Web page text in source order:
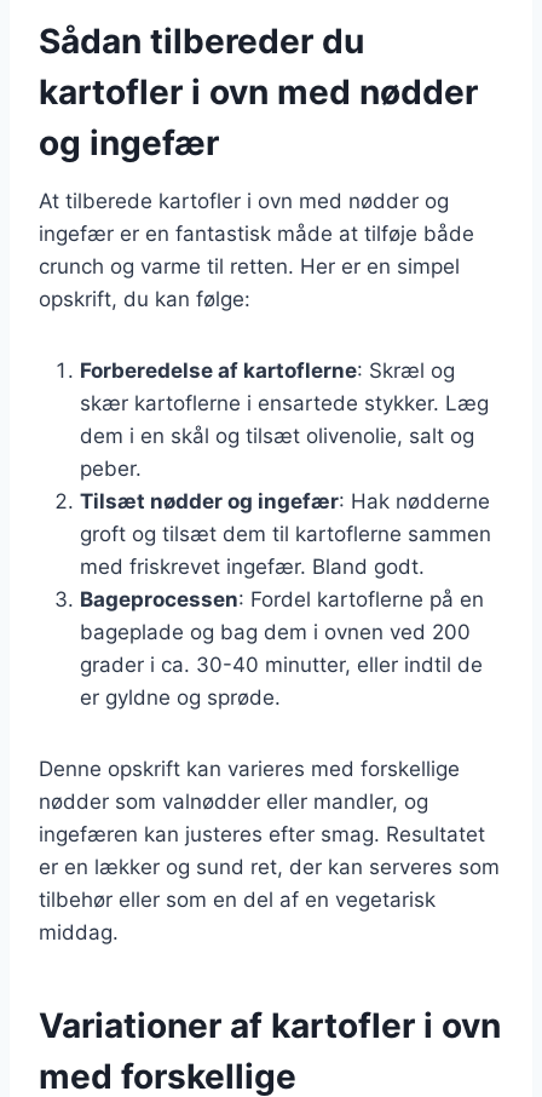
Sådan tilbereder du
kartofler i ovn med nødder
og ingefær
At tilberede kartofler i ovn med nødder og
ingefær er en fantastisk måde at tilføje både
crunch og varme til retten. Her er en simpel
opskrift, du kan følge:
Forberedelse af kartoflerne: Skræl og
skær kartoflerne i ensartede stykker. Læg
dem i en skål og tilsæt olivenolie, salt og
peber.
Tilsæt nødder og ingefær: Hak nødderne
groft og tilsæt dem til kartoflerne sammen
med friskrevet ingefær. Bland godt.
Bageprocessen: Fordel kartoflerne på en
bageplade og bag dem i ovnen ved 200
grader i ca. 30-40 minutter, eller indtil de
er gyldne og sprøde.
Denne opskrift kan varieres med forskellige
nødder som valnødder eller mandler, og
ingefæren kan justeres efter smag. Resultatet
er en lækker og sund ret, der kan serveres som
tilbehør eller som en del af en vegetarisk
middag.
Variationer af kartofler i ovn
med forskellige